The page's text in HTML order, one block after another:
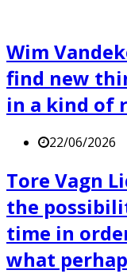
Wim
find new
in a kind of
22/06/2026
Tore Vagn
the
time in
what